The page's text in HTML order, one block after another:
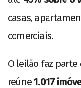
casas,
comerciais.
O leilão faz parte
reúne 1.017